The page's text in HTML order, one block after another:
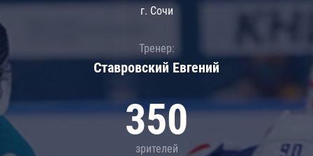
г. Сочи
Тренер:
Ставровский Евгений
350
зрителей